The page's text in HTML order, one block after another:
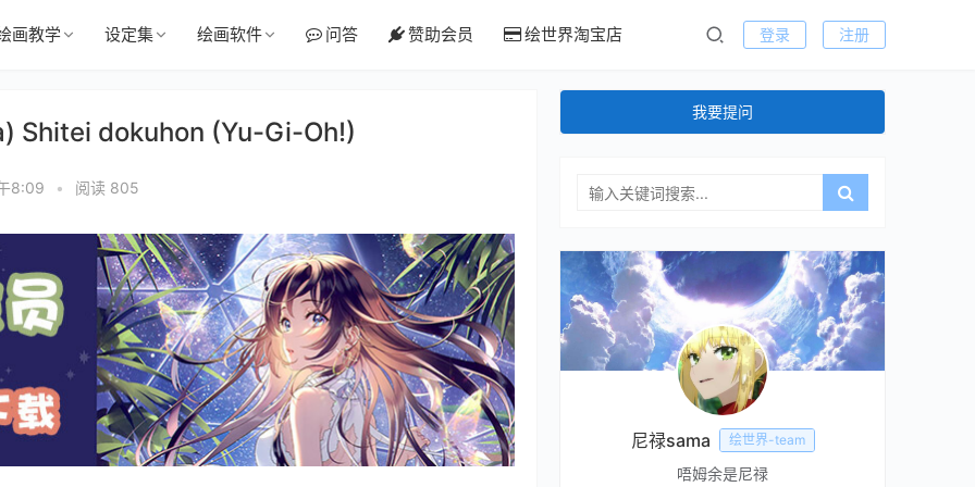
画教学 设定集 绘画软件 问答 赞助会员 绘世界淘宝店 登录 注册
Shitei dokuhon (Yu-Gi-Oh!)
8:09 • 阅读 805
我要提问
尼禄sama 绘世界-team
唔姆余是尼禄